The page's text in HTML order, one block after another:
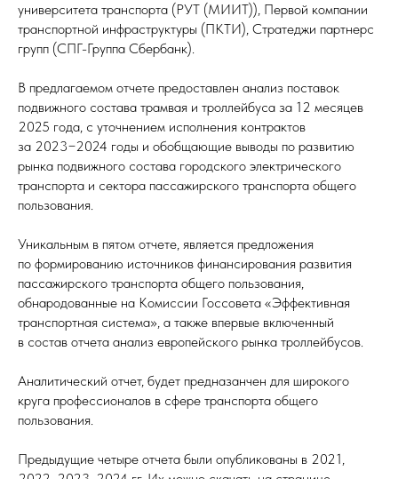
университета транспорта (РУТ (МИИТ)), Первой компании
транспортной инфраструктуры (ПКТИ), Стратеджи партнерс
групп (СПГ-Группа Сбербанк).
В предлагаемом отчете предоставлен анализ поставок
подвижного состава трамвая и троллейбуса за 12 месяцев
2025 года, с уточнением исполнения контрактов
за 2023−2024 годы и обобщающие выводы по развитию
рынка подвижного состава городского электрического
транспорта и сектора пассажирского транспорта общего
пользования.
Уникальным в пятом отчете, является предложения
по формированию источников финансирования развития
пассажирского транспорта общего пользования,
обнародованные на Комиссии Госсовета «Эффективная
транспортная система», а также впервые включенный
в состав отчета анализ европейского рынка троллейбусов.
Аналитический отчет, будет предназанчен для широкого
круга профессионалов в сфере транспорта общего
пользования.
Предыдущие четыре отчета были опубликованы в 2021,